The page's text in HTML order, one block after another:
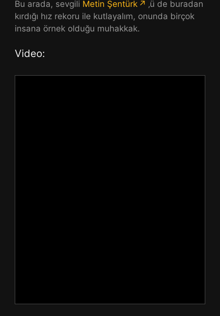
Bu arada, sevgili Metin Şentürk
‚ü de buradan
kırdığı hız rekoru ile kutlayalım, onunda birçok
insana örnek olduğu muhakkak.
Video: